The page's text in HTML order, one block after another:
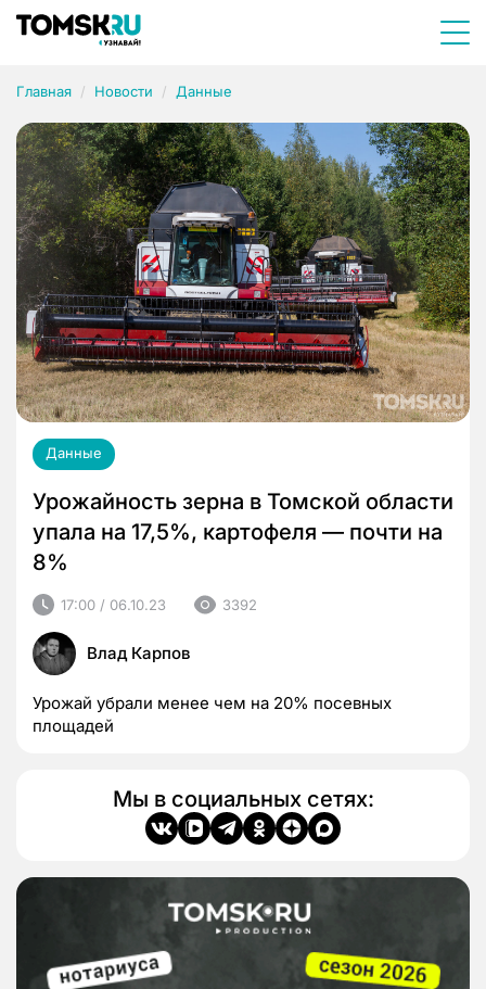
Главная Новости Данные
Данные
Урожайность зерна в Томской области
упала на 17,5%, картофеля — почти на
8%
17:00 / 06.10.23 3392
Влад Карпов
Урожай убрали менее чем на 20% посевных
площадей
Мы в социальных сетях: